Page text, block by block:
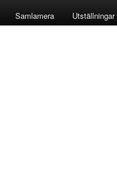
Samlamera Utställningar